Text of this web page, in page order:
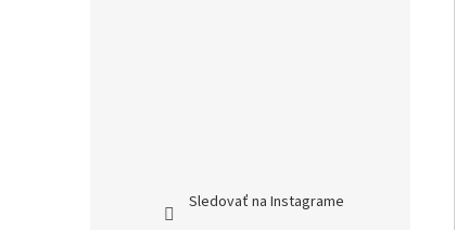
Sledovať na Instagrame